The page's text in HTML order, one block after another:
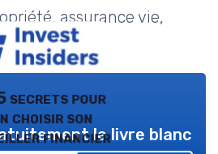
assurance vie,
notaire.
secrets pour
choisir son
financierle livre blanc